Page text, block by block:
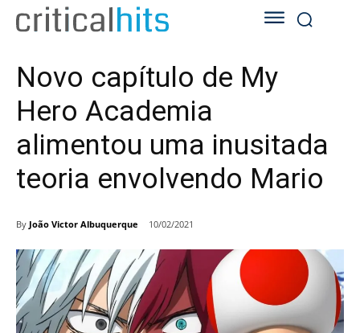
Novo capítulo de My
Hero Academia
alimentou uma inusitada
teoria envolvendo Mario
By João Victor Albuquerque 10/02/2021